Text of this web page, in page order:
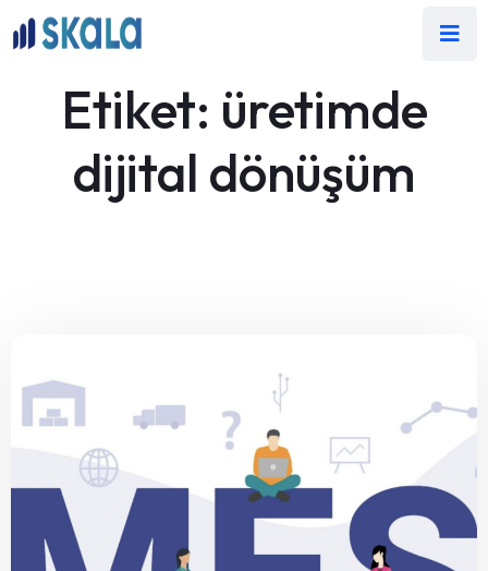
Etiket: üretimde
dijital dönüşüm